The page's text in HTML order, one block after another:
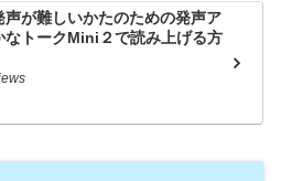
声が難しいかたのための発声ア
なトークMini２で読み上げる方